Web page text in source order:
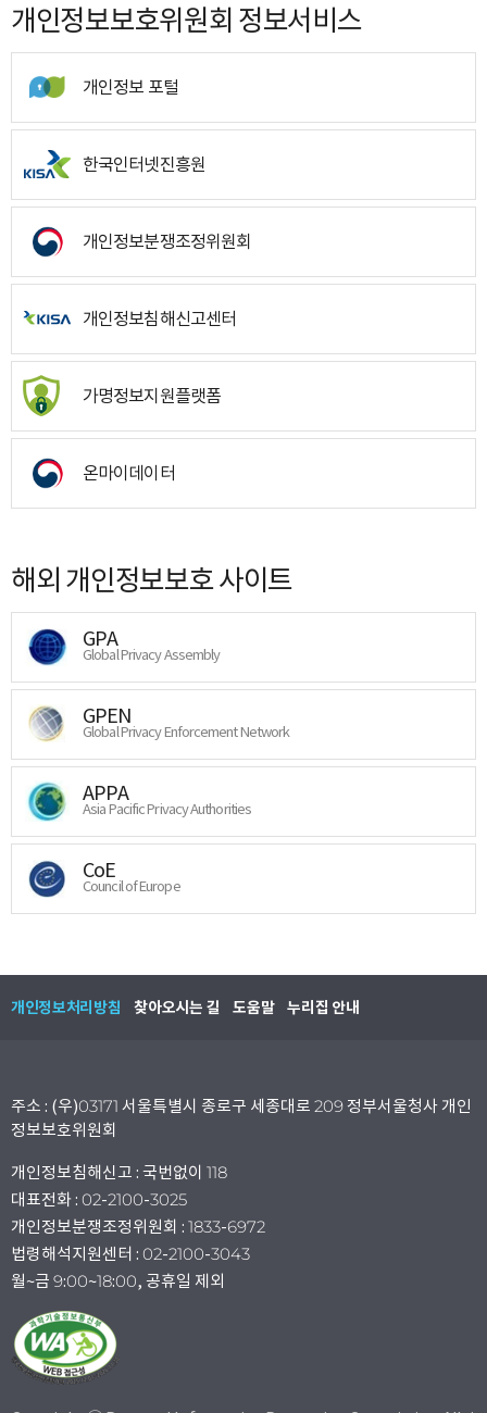
개인정보보호위원회 정보서비스
개인정보 포털
한국인터넷진흥원
개인정보분쟁조정위원회
개인정보침해신고센터
가명정보지원플랫폼
온마이데이터
해외 개인정보보호 사이트
GPA
Global Privacy Assembly
GPEN
Global Privacy Enforcement Network
APPA
Asia Pacific Privacy Authorities
CoE
Council of Europe
개인정보처리방침 찾아오시는 길 도움말 누리집 안내
주소 : (우)03171 서울특별시 종로구 세종대로 209 정부서울청사 개인
정보보호위원회
개인정보침해신고 : 국번없이 118
대표전화 : 02-2100-3025
개인정보분쟁조정위원회 : 1833-6972
법령해석지원센터 : 02-2100-3043
월~금 9:00~18:00, 공휴일 제외